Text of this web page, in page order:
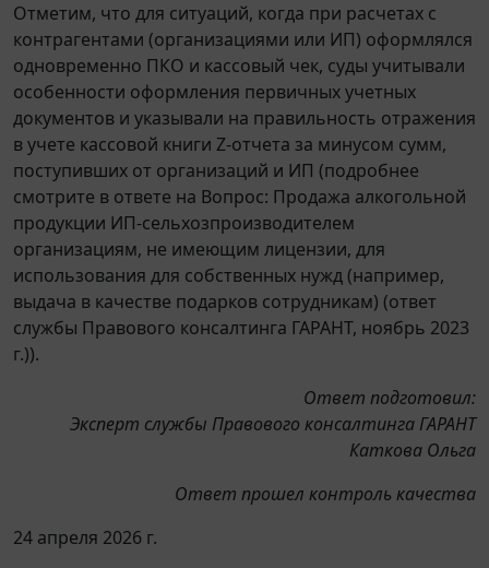
Отметим, что для ситуаций, когда при расчетах с
контрагентами (организациями или ИП) оформлялся
одновременно ПКО и кассовый чек, суды учитывали
особенности оформления первичных учетных
документов и указывали на правильность отражения
в учете кассовой книги Z-отчета за минусом сумм,
поступивших от организаций и ИП (подробнее
смотрите в ответе на Вопрос: Продажа алкогольной
продукции ИП-сельхозпроизводителем
организациям, не имеющим лицензии, для
использования для собственных нужд (например,
выдача в качестве подарков сотрудникам) (ответ
службы Правового консалтинга ГАРАНТ, ноябрь 2023
г.)).
Ответ подготовил:
Эксперт службы Правового консалтинга ГАРАНТ
Каткова Ольга
Ответ прошел контроль качества
24 апреля 2026 г.